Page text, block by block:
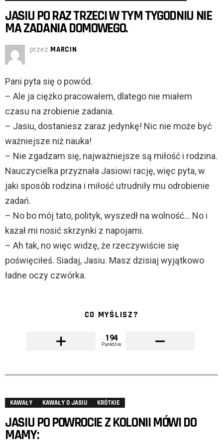
JASIU PO RAZ TRZECI W TYM TYGODNIU NIE
MA ZADANIA DOMOWEGO.
przez MARCIN
Pani pyta się o powód.
– Ale ja ciężko pracowałem, dlatego nie miałem
czasu na zrobienie zadania.
– Jasiu, dostaniesz zaraz jedynkę! Nic nie może być
ważniejsze niż nauka!
– Nie zgadzam się, najważniejsze są miłość i rodzina.
Nauczycielka przyznała Jasiowi rację, więc pyta, w
jaki sposób rodzina i miłość utrudniły mu odrobienie
zadań.
– No bo mój tato, polityk, wyszedł na wolność… No i
kazał mi nosić skrzynki z napojami.
– Ah tak, no więc widzę, że rzeczywiście się
poświęciłeś. Siadaj, Jasiu. Masz dzisiaj wyjątkowo
ładne oczy czwórka.
CO MYŚLISZ?
194
Punktów
KAWAŁY KAWAŁY O JASIU KRÓTKIE
JASIU PO POWROCIE Z KOLONII MÓWI DO
MAMY: